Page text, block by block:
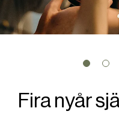
Fira nyår